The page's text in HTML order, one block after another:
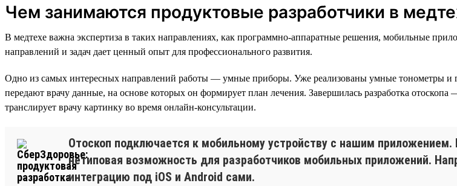
Чем занимаются продуктовые разработчики в
В медтехе важна экспертиза в таких направлениях, как программно-аппаратные решения, мобильные
направлений и задач дает ценный опыт для профессионального развития.
Одно из самых интересных направлений работы — умные приборы. Уже реализованы умные тонометры
передают врачу данные, на основе которых он формирует план лечения. Завершилась разработка
транслирует врачу картинку во время онлайн-консультации.
Отоскоп подключается к мобильному устройству с нашим
нетиповая возможность для разработчиков мобильных приложений.
интеграцию под iOS и Android сами.